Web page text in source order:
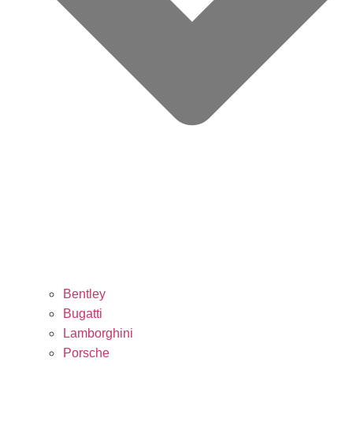
Bentley
Bugatti
Lamborghini
Porsche